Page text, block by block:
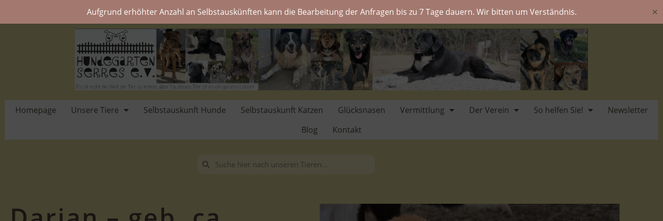
Aufgrund erhöhter Anzahl an Selbstauskünften kann die Bearbeitung der Anfragen bis zu 7 Tage dauern. Wir bitten um Verständnis. ✕
Homepage Unsere Tiere Selbstauskunft Hunde Selbstauskunft Katzen Glücksnasen Vermittlung Der Verein So helfen Sie!
Newsletter
Blog
Kontakt